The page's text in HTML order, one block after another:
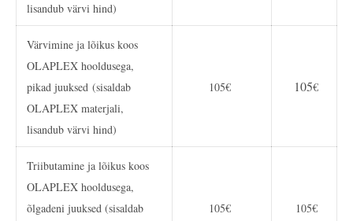
lisandub värvi hind)
Värvimine ja lõikus koos
OLAPLEX hooldusega,
pikad juuksed (sisaldab
OLAPLEX materjali,
lisandub värvi hind)
105€ 105€
Triibutamine ja lõikus koos
OLAPLEX hooldusega,
õlgadeni juuksed (sisaldab
105€ 105€